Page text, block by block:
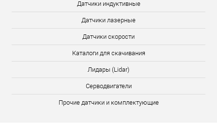
Датчики индуктивные
Датчики лазерные
Датчики скорости
Каталоги для скачивания
Лидары (Lidar)
Серводвигатели
Прочие датчики и комплектующие